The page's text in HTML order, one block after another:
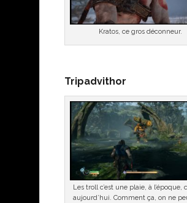
Kratos, ce gros déconneur.
Tripadvithor
Les troll c’est une plaie, à l’époque,
aujourd’hui. Comment ça, on ne